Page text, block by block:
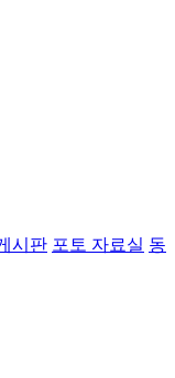
시판 포토 자료실 동